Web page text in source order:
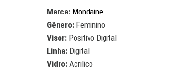
Marca: Mondaine
Gênero: Feminino
Visor: Positivo Digital
Linha: Digital
Vidro: Acrilico